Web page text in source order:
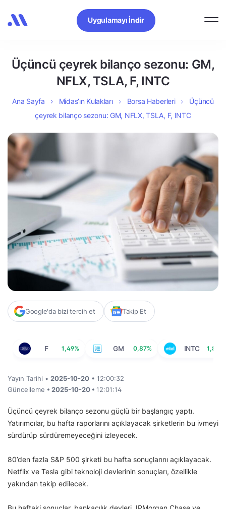
Uygulamayı İndir
Üçüncü çeyrek bilanço sezonu: GM,
NFLX, TSLA, F, INTC
Ana Sayfa Midas’ın Kulakları Borsa Haberleri
Üçüncü
çeyrek bilanço sezonu: GM, NFLX, TSLA, F, INTC
Google'da bizi tercih et Takip Et
F 1,49% GM 0,87% INTC 1,87%
Yayın Tarihi • 2025-10-20 • 12:00:32
Güncelleme • 2025-10-20 • 12:01:14
Üçüncü çeyrek bilanço sezonu güçlü bir başlangıç yaptı.
Yatırımcılar, bu hafta raporlarını açıklayacak şirketlerin bu ivmeyi
sürdürüp sürdüremeyeceğini izleyecek.
80’den fazla S&P 500 şirketi bu hafta sonuçlarını açıklayacak.
Netflix ve Tesla gibi teknoloji devlerinin sonuçları, özellikle
yakından takip edilecek.